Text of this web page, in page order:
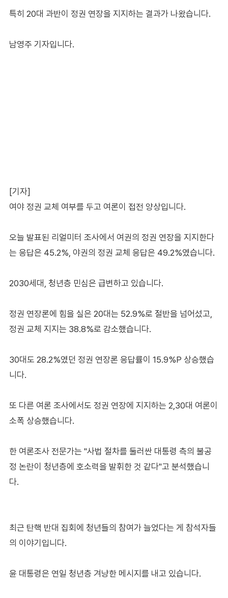
특히 20대 과반이 정권 연장을 지지하는 결과가 나왔습니다.
남영주 기자입니다.
[기자]
여야 정권 교체 여부를 두고 여론이 접전 양상입니다.
오늘 발표된 리얼미터 조사에서 여권의 정권 연장을 지지한다
는 응답은 45.2%, 야권의 정권 교체 응답은 49.2%였습니다.
2030세대, 청년층 민심은 급변하고 있습니다.
정권 연장론에 힘을 실은 20대는 52.9%로 절반을 넘어섰고,
정권 교체 지지는 38.8%로 감소했습니다.
30대도 28.2%였던 정권 연장론 응답률이 15.9%P 상승했습
니다.
또 다른 여론 조사에서도 정권 연장에 지지하는 2,30대 여론이
소폭 상승했습니다.
한 여론조사 전문가는 "사법 절차를 둘러싼 대통령 측의 불공
정 논란이 청년층에 호소력을 발휘한 것 같다"고 분석했습니
다.
최근 탄핵 반대 집회에 청년들의 참여가 늘었다는 게 참석자들
의 이야기입니다.
윤 대통령은 연일 청년층 겨냥한 메시지를 내고 있습니다.